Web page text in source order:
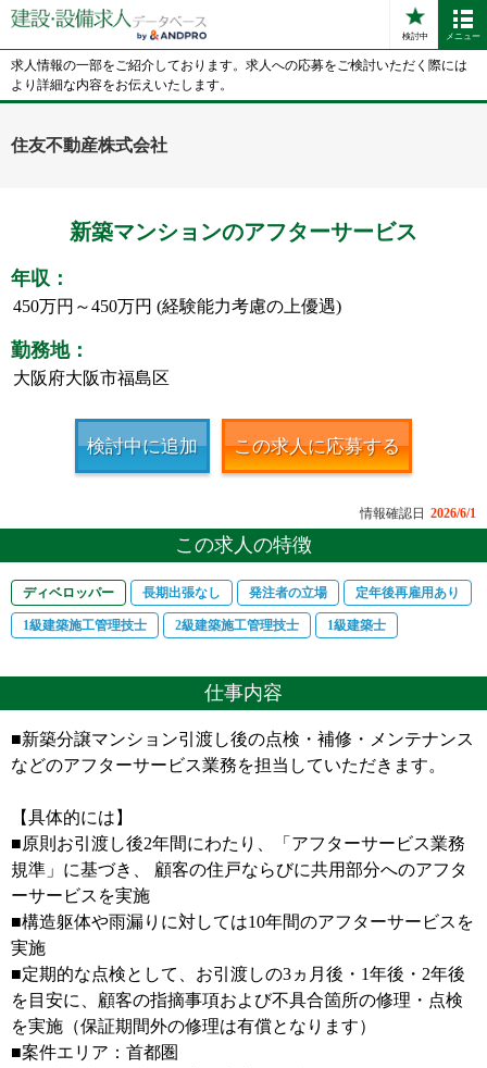
検討中 メニュー
求人情報の一部をご紹介しております。求人への応募をご検討いただく際には
より詳細な内容をお伝えいたします。
住友不動産株式会社
新築マンションのアフターサービス
年収：
450万円～450万円 (経験能力考慮の上優遇)
勤務地：
大阪府大阪市福島区
検討中に追加 この求人に応募する
情報確認日 2026/6/1
この求人の特徴
ディベロッパー 長期出張なし 発注者の立場 定年後再雇用あり
1級建築施工管理技士 2級建築施工管理技士 1級建築士
仕事内容
■新築分譲マンション引渡し後の点検・補修・メンテナンス
などのアフターサービス業務を担当していただきます。
【具体的には】
■原則お引渡し後2年間にわたり、「アフターサービス業務
規準」に基づき、 顧客の住戸ならびに共用部分へのアフタ
ーサービスを実施
■構造躯体や雨漏りに対しては10年間のアフターサービスを
実施
■定期的な点検として、お引渡しの3ヵ月後・1年後・2年後
を目安に、顧客の指摘事項および不具合箇所の修理・点検
を実施（保証期間外の修理は有償となります）
■案件エリア：首都圏